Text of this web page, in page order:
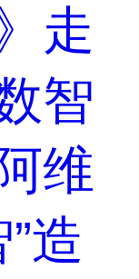
走
智
维
造